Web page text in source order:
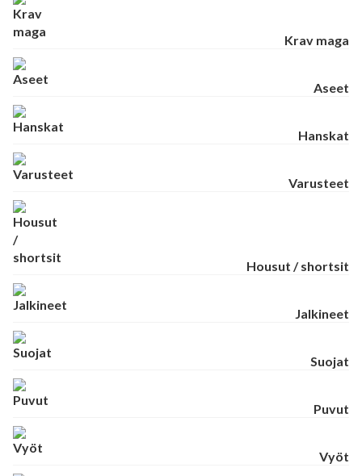
Krav maga
Aseet
Hanskat
Varusteet
Housut / shortsit
Jalkineet
Suojat
Puvut
Vyöt